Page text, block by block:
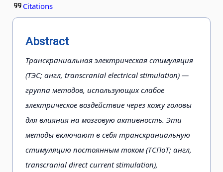
Citations
Abstract
Транскраниальная электрическая стимуляция
(ТЭС; англ, transcranial electrical stimulation) —
группа методов, использующих слабое
электрическое воздействие через кожу головы
для влияния на мозговую активность. Эти
методы включают в себя транскраниальную
стимуляцию постоянным током (ТСПоТ; англ,
transcranial direct current stimulation),